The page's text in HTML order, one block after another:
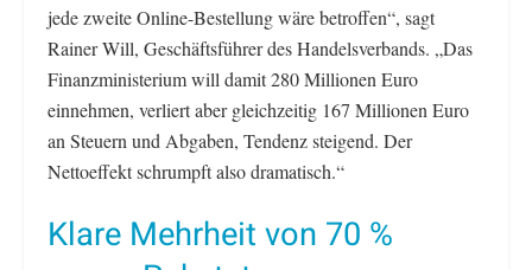
jede zweite Online-Bestellung wäre betroffen“, sagt
Rainer Will, Geschäftsführer des Handelsverbands. „Das
Finanzministerium will damit 280 Millionen Euro
einnehmen, verliert aber gleichzeitig 167 Millionen Euro
an Steuern und Abgaben, Tendenz steigend. Der
Nettoeffekt schrumpft also dramatisch.“
Klare Mehrheit von 70 %